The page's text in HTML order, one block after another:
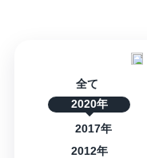
全て
2020年
2017年
2012年